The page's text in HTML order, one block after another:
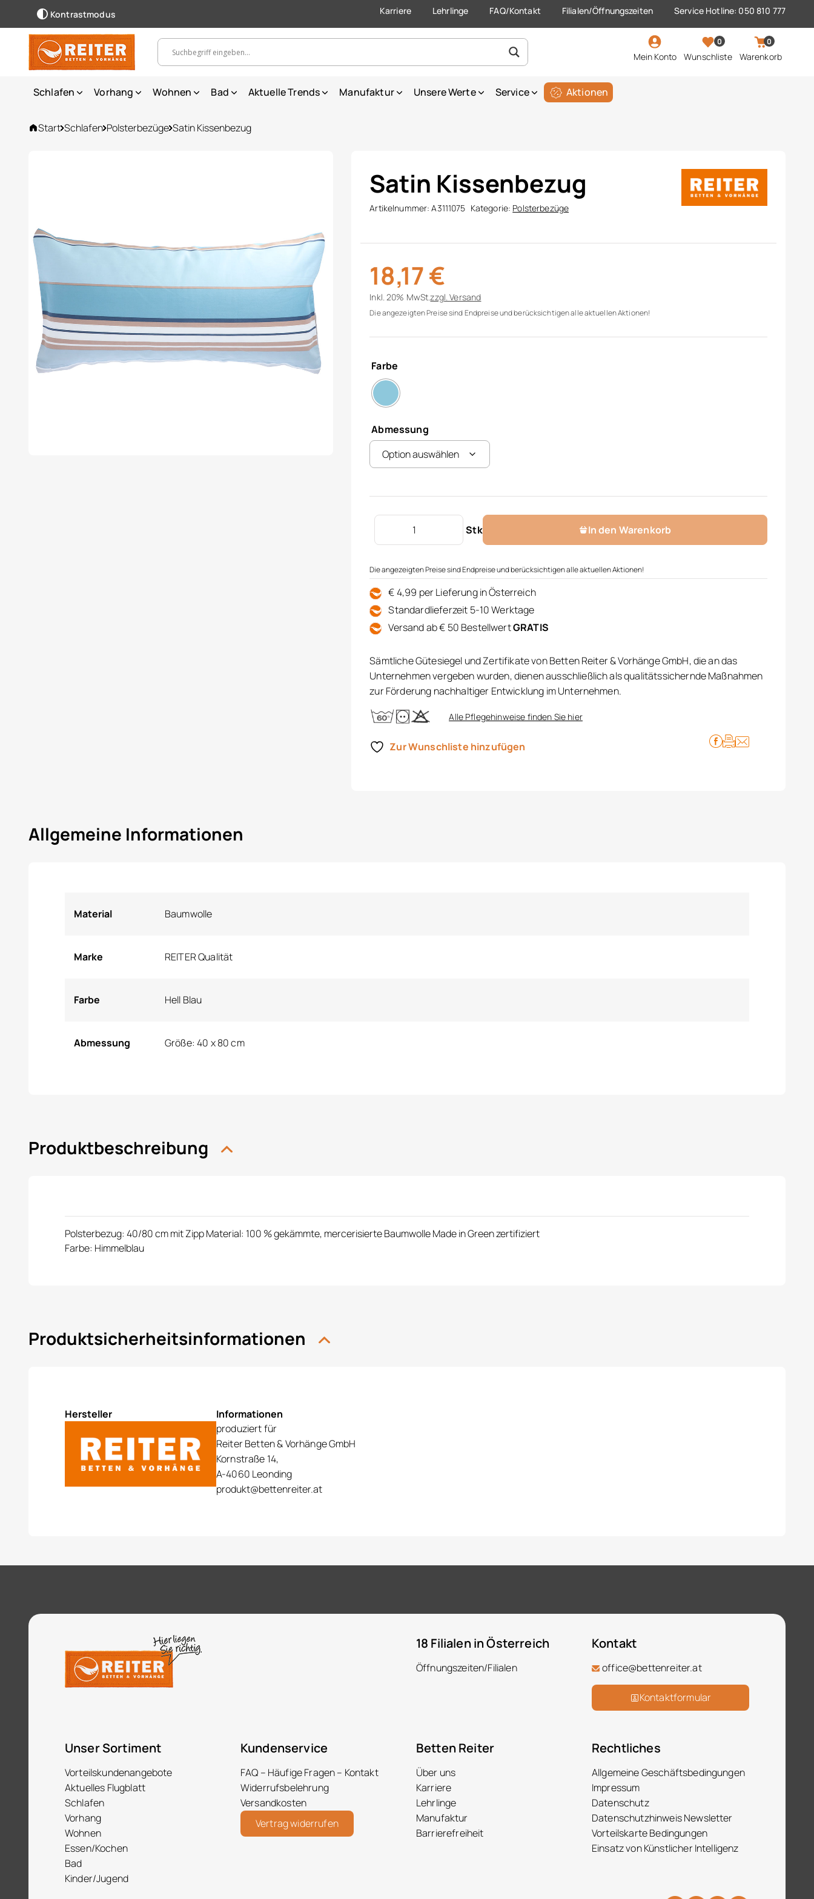
Kontrastmodus Karriere Lehrlinge FAQ/Kontakt Filialen/Öffnungszeiten Service Hotline: 050 810 777
Suchbegriff, Artikelnummer ...
Mein Konto
0
Wunschliste
0
Warenkorb
Schlafen Vorhang Wohnen Bad Aktuelle Trends Manufaktur Unsere Werte Service Aktionen
Start Schlafen Polsterbezüge Satin Kissenbezug
Satin Kissenbezug
Artikelnummer:A3111075 Kategorie: Polsterbezüge
18,17€
Inkl. 20% MwSt.zzgl.Versand
Die angezeigten Preise sind Endpreise und berücksichtigen alle aktuellen Aktionen!
Farbe
Abmessung
Stk
Satin Kissenbezug Menge
In den Warenkorb
Die angezeigten Preise sind Endpreise und berücksichtigen alle aktuellen Aktionen!
€ 4,99 per Lieferung in Österreich
Standardlieferzeit 5-10 Werktage
Versand ab € 50 BestellwertGRATIS
Sämtliche Gütesiegel und Zertifikate von Betten Reiter & Vorhänge GmbH, die an das
Unternehmen vergeben wurden, dienen ausschließlich als qualitätssichernde Maßnahmen
zur Förderung nachhaltiger Entwicklung im Unternehmen.
Alle Pflegehinweise finden Sie hier
Zur Wunschliste hinzufügen
Allgemeine Informationen
Material Baumwolle
Marke REITER Qualität
Farbe Hell Blau
Abmessung Größe: 40 x 80 cm
Produktbeschreibung
Polsterbezug: 40/80 cm mit Zipp Material: 100 % gekämmte, mercerisierte Baumwolle Made in Green zertifiziert
Farbe: Himmelblau
Produktsicherheitsinformationen
Hersteller
Informationen
produziert für
Reiter Betten & Vorhänge GmbH
Kornstraße 14,
A-4060 Leonding
produkt@bettenreiter.at
18 Filialen in Österreich
Öffnungszeiten/Filialen
Kontakt
office@bettenreiter.at
Kontaktformular
Unser Sortiment
Vorteilskundenangebote
Aktuelles Flugblatt
Schlafen
Vorhang
Wohnen
Essen/Kochen
Bad
Kinder/Jugend
Kundenservice
FAQ – Häufige Fragen – Kontakt
Widerrufsbelehrung
Versandkosten
Vertrag widerrufen
Betten Reiter
Über uns
Karriere
Lehrlinge
Manufaktur
Barrierefreiheit
Rechtliches
Allgemeine Geschäftsbedingungen
Impressum
Datenschutz
Datenschutzhinweis Newsletter
Vorteilskarte Bedingungen
Einsatz von Künstlicher Intelligenz